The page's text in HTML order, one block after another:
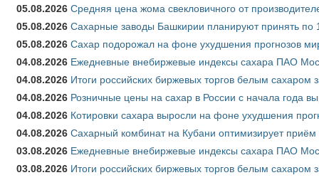
05.08.2026 Средняя цена жома свекловичного от
05.08.2026 Сахарные заводы Башкирии планируют принять по
05.08.2026 Сахар подорожал на фоне ухудшения прогнозов
04.08.2026 Ежедневные внебиржевые индексы сахара ПАО
04.08.2026 Итоги российских биржевых торгов белым сахаром
04.08.2026 Розничные цены на сахар в России с начала года
04.08.2026 Котировки сахара выросли на фоне ухудшения
04.08.2026 Сахарный комбинат на Кубани оптимизирует приём
03.08.2026 Ежедневные внебиржевые индексы сахара ПАО
03.08.2026 Итоги российских биржевых торгов белым сахаром